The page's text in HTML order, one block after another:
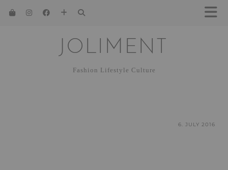
JOLIMENT
Fashion Lifestyle Culture
6. JULY 2016